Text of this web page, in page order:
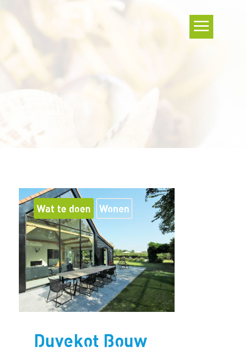
Wat te doen Wonen
Duvekot Bouw